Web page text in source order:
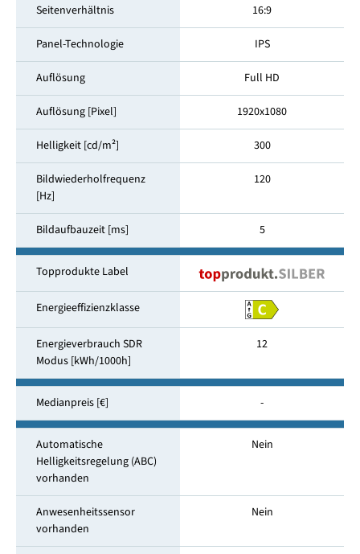
Seitenverhältnis 16:9
Panel-Technologie IPS
Auflösung Full HD
Auflösung [Pixel] 1920x1080
Helligkeit [cd/m²] 300
Bildwiederholfrequenz
[Hz]
120
Bildaufbauzeit [ms] 5
Topprodukte Label
Energieeffizienzklasse
Energieverbrauch SDR
Modus [kWh/1000h]
12
Medianpreis [€] -
Automatische
Helligkeitsregelung (ABC)
vorhanden
Nein
Anwesenheitssensor
vorhanden
Nein